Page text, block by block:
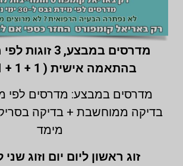
מדרסים במבצע,
3 זוגות
בהתאמה אישית ( 1 + 1 + 1 חינם)
מדרסים במבצע: מדרסים לפי
בדיקה ממוחשבת + בדיקה
מימד
זוג ראשון ליום יום וזוג